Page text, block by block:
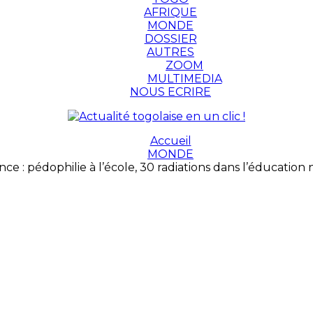
AFRIQUE
MONDE
DOSSIER
AUTRES
ZOOM
MULTIMEDIA
NOUS ECRIRE
Accueil
MONDE
: pédophilie à l’école, 30 radiations dans l’éducation